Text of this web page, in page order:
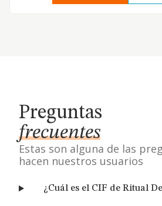
Preguntas
frecuentes
Estas son alguna de las
hacen nuestros usuarios
¿Cuál es el CIF de Ritual